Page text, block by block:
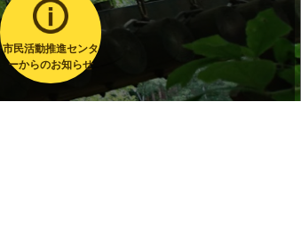
市民活動推進センタ
ーからのお知らせ